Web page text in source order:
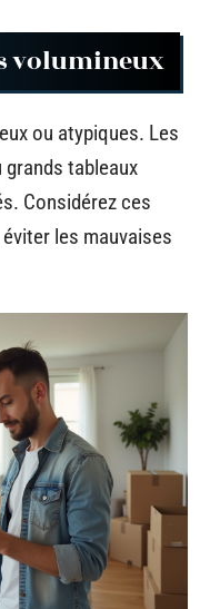
volumineux
ou atypiques. Les
tableaux
Considérez ces
les mauvaises